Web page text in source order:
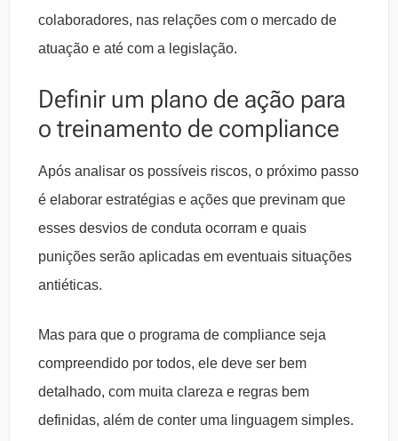
colaboradores, nas relações com o mercado de
atuação e até com a legislação.
Definir um plano de ação para
o treinamento de compliance
Após analisar os possíveis riscos, o próximo passo
é elaborar estratégias e ações que previnam que
esses desvios de conduta ocorram e quais
punições serão aplicadas em eventuais situações
antiéticas.
Mas para que o programa de compliance seja
compreendido por todos, ele deve ser bem
detalhado, com muita clareza e regras bem
definidas, além de conter uma linguagem simples.